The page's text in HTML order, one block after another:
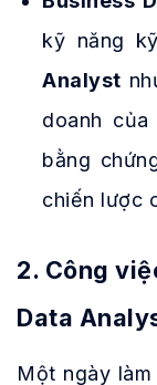
kỹ năng
Analyst
doanh
bằng
chiến lược
2. Công
Data
Một ngày